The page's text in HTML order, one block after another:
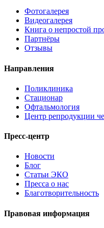
Фотогалерея
Видеогалерея
Книга о непростой
Партнёры
Отзывы
Направления
Поликлиника
Стационар
Офтальмология
Центр репродукции
Пресс-центр
Новости
Блог
Статьи ЭКО
Пресса о нас
Благотворительность
Правовая информация